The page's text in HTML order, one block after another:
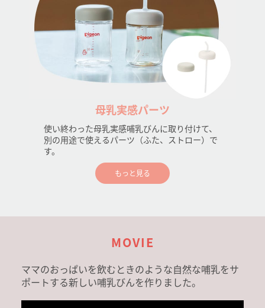
母乳実感パーツ
使い終わった母乳実感哺乳びんに取り付けて、
別の用途で使えるパーツ（ふた、ストロー）で
す。
もっと見る
MOVIE
ママのおっぱいを飲むときのような自然な哺乳をサ
ポートする新しい哺乳びんを作りました。